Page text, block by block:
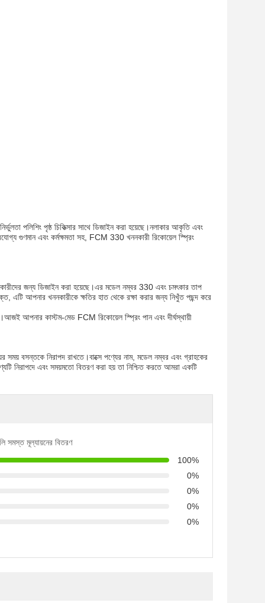
পলিশিং পৃষ্ঠ চিকিত্সার সাথে ডিজাইন করা হয়েছে।নলাকার আকৃতি এবং
গুণমান এবং কর্মক্ষমতা সহ, FCM 330 খননকারী রিকোয়েল স্প্রিং
জন্য ডিজাইন করা হয়েছে।এর মডেল নম্বর 330 এবং চমৎকার তাপ
এটি আপনার খননকারীকে ক্ষতির হাত থেকে রক্ষা করার জন্য নিখুঁত পছন্দ করে
আপনার কাস্টম-মেড FCM রিকোয়েল স্প্রিং পান এবং দীর্ঘস্থায়ী
সময় বসন্তকে নিরাপদ রাখতে।বাক্সে পণ্যের নাম, মডেল নম্বর এবং গ্রাহকের
নিরাপদে এবং সময়মতো বিতরণ করা হয় তা নিশ্চিত করতে আমরা একটি
সমস্ত মূল্যায়নের বিতরণ
100%
0%
0%
0%
0%